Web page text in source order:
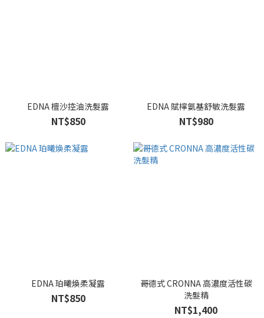
EDNA 檀沙控油洗髮露
NT$850
EDNA 賦檸氨基舒敏洗髮露
NT$980
EDNA 珀曦煥柔凝露
NT$850
哥德式 CRONNA 高濃度活性碳
洗髮精
NT$1,400